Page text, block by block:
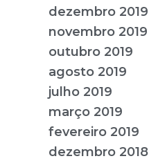
dezembro 2019
novembro 2019
outubro 2019
agosto 2019
julho 2019
março 2019
fevereiro 2019
dezembro 2018